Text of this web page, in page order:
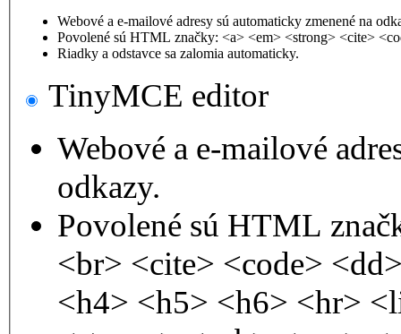
Webové a e-mailové adresy sú automaticky zmenené na
Povolené sú HTML značky: <a> <em> <strong> <cite>
Riadky a odstavce sa zalomia automaticky.
TinyMCE editor
Webové a e-mailové
odkazy.
Povolené sú HTML
<br> <cite> <code>
<h4> <h5> <h6> <hr>